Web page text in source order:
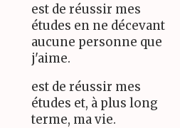
est de réussir mes
études en ne décevant
aucune personne que
j'aime.
est de réussir mes
études et, à plus long
terme, ma vie.